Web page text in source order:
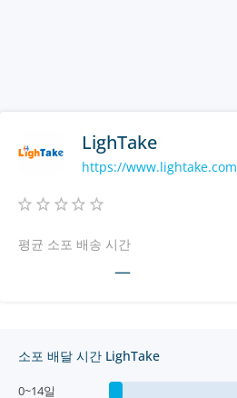
LighTake
https://www.lightake.com
평균 소포 배송 시간
—
소포 배달 시간 LighTake
0~14일